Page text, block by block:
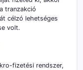
tranzakció
célzó lehetséges
volt.
fizetési rendszer,